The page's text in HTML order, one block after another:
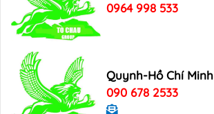
0964 998 533
Quynh-Hồ Chí Minh
090 678 2533